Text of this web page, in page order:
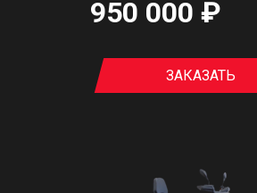
950 000 ₽
ЗАКАЗАТЬ